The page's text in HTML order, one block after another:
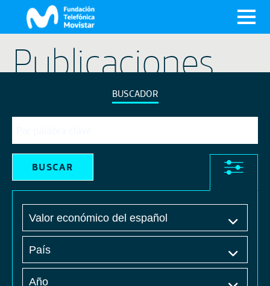
Publicaciones
BUSCADOR